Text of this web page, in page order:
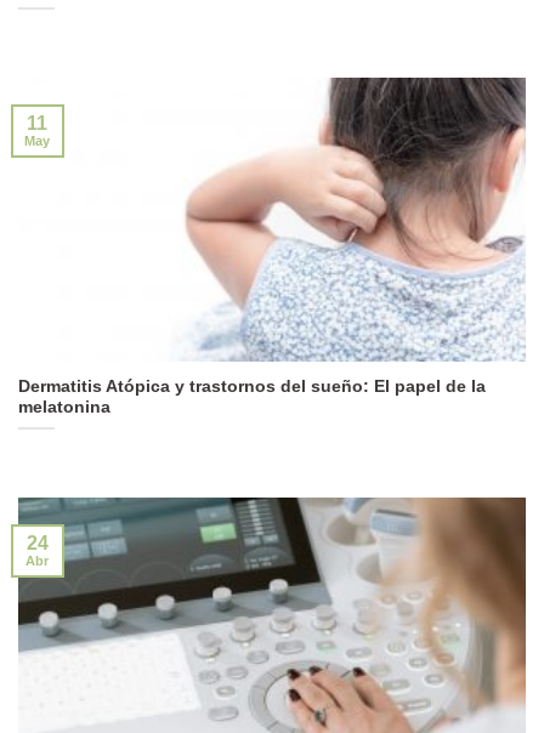
Dermatitis Atópica y trastornos del sueño: El papel de la
melatonina
11
May
24
Abr